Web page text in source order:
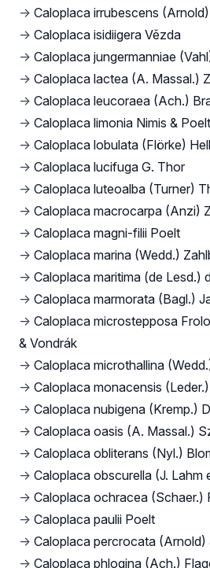
→ Caloplaca irrubescens
→ Caloplaca isidiigera Vězda
→ Caloplaca jungermanniae
→ Caloplaca lactea (A. Massal.)
→ Caloplaca leucoraea (Ach.)
→ Caloplaca limonia Nimis & Poelt
→ Caloplaca lobulata (Flörke)
→ Caloplaca lucifuga G. Thor
→ Caloplaca luteoalba (Turner)
→ Caloplaca macrocarpa (Anzi)
→ Caloplaca magni-filii Poelt
→ Caloplaca marina (Wedd.)
→ Caloplaca maritima (de Lesd.)
→ Caloplaca marmorata (Bagl.)
→ Caloplaca microstepposa
& Vondrák
→ Caloplaca microthallina
→ Caloplaca monacensis
→ Caloplaca nubigena (Kremp.)
→ Caloplaca oasis (A. Massal.)
→ Caloplaca obliterans (Nyl.)
→ Caloplaca obscurella (J. Lahm
→ Caloplaca ochracea (Schaer.)
→ Caloplaca paulii Poelt
→ Caloplaca percrocata (Arnold)
→ Caloplaca phlogina (Ach.)